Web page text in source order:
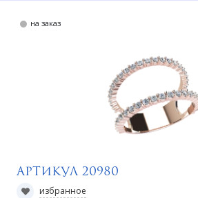
на заказ
Артикул 20980
избранное